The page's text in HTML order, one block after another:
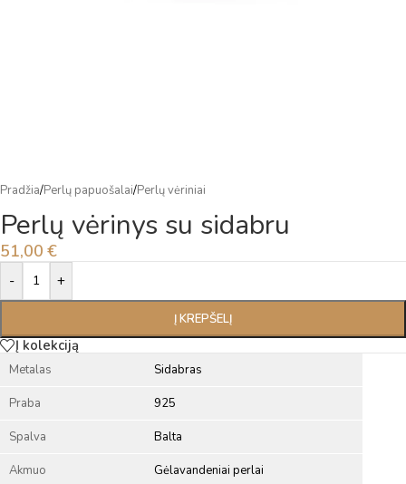
Pradžia/Perlų papuošalai/Perlų vėriniai
Perlų vėrinys su sidabru
51,00 €
- +
Į KREPŠELĮ
Alternative:
Į kolekciją
Metalas Sidabras
Praba 925
Spalva Balta
Akmuo Gėlavandeniai perlai